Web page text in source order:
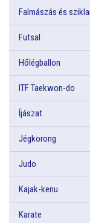
Falmászás és
Futsal
Hőlégballon
ITF Taekwon-do
Íjászat
Jégkorong
Judo
Kajak-kenu
Karate